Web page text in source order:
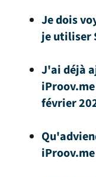
Je dois
je utiliser
J'ai déjà
février